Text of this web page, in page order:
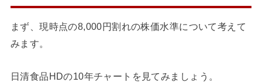
まず、現時点の8,000円割れの株価水準について考えて
みます。
日清食品HDの10年チャートを見てみましょう。